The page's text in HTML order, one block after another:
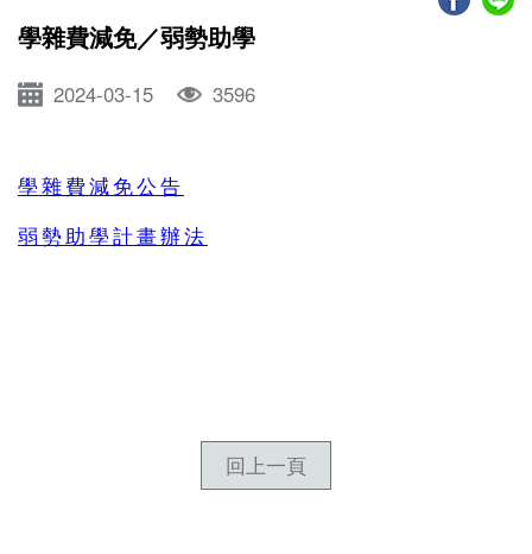
學雜費減免／弱勢助學
2024-03-15 3596
學雜費減免公告
弱勢助學計畫辦法
回上一頁